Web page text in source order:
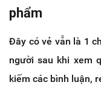
phẩm
Đây có vẻ vẫn là 1
người sau khi xem
kiếm các bình luận,